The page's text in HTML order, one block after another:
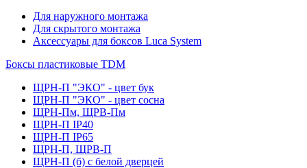
Для наружного монтажа
Для скрытого монтажа
Аксессуары для боксов Luca System
Боксы пластиковые TDM
ЩРН-П "ЭКО" - цвет бук
ЩРН-П "ЭКО" - цвет сосна
ЩРН-Пм, ЩРВ-Пм
ЩРН-П IP40
ЩРН-П IP65
ЩРН-П, ЩРВ-П
ЩРН-П (б) с белой дверцей